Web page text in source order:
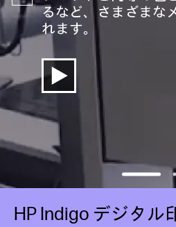
るなど、さまざまな
れます。
HP Indigo デジタル